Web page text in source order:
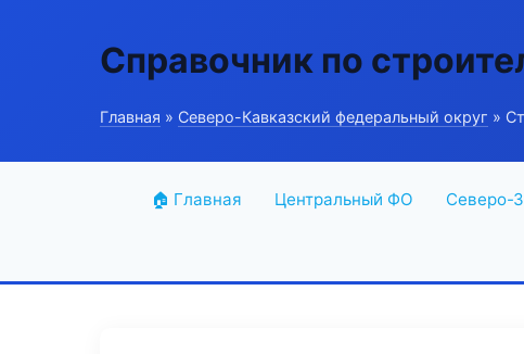
Справочник по
Главная » Северо-Кавказский федеральный округ »
🏠 Главная Центральный ФО Северо-